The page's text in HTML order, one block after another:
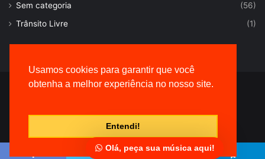
Usamos cookies para garantir que você
obtenha a melhor experiência no nosso site.
Entendi!
Olá, peça sua música aqui!
Sem categoria
(56)
Trânsito Livre
(1)